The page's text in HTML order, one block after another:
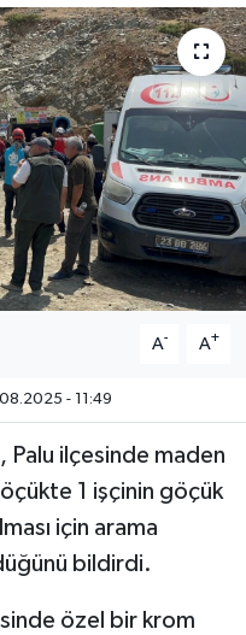
A- A+
- 11:49
Palu ilçesinde maden
1 işçinin göçük
için arama
bildirdi.
özel bir krom